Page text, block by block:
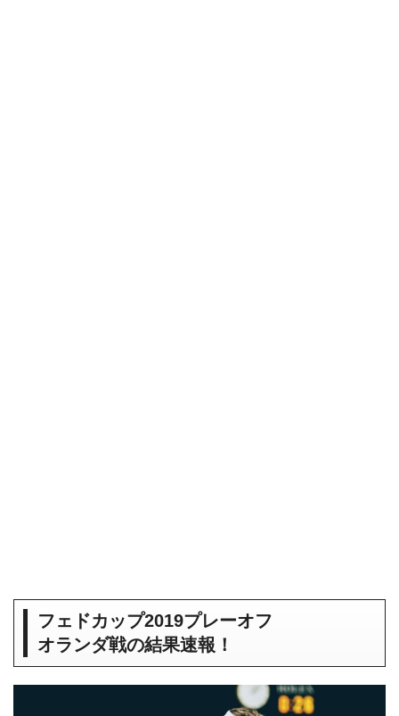
フェドカップ2019プレーオフ
オランダ戦の結果速報！